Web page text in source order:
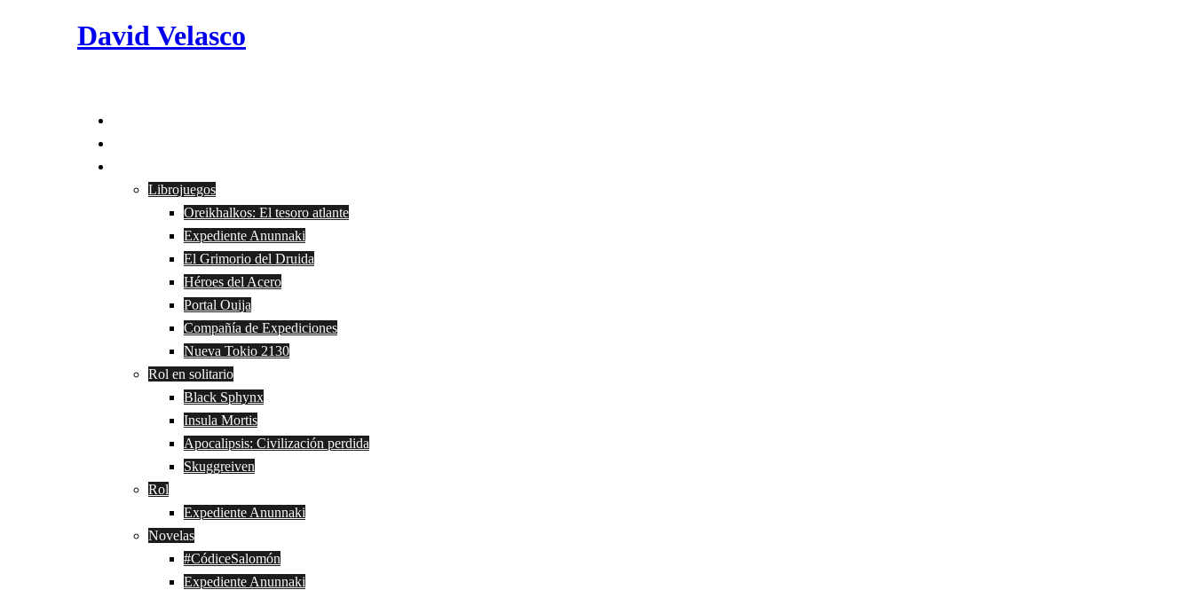
David Velasco
Librojuegos
Oreikhalkos: El tesoro atlante
Expediente Anunnaki
El Grimorio del Druida
Héroes del Acero
Portal Ouija
Compañía de Expediciones
Nueva Tokio 2130
Rol en solitario
Black Sphynx
Insula Mortis
Apocalipsis: Civilización perdida
Skuggreiven
Rol
Expediente Anunnaki
Novelas
#CódiceSalomón
Expediente Anunnaki